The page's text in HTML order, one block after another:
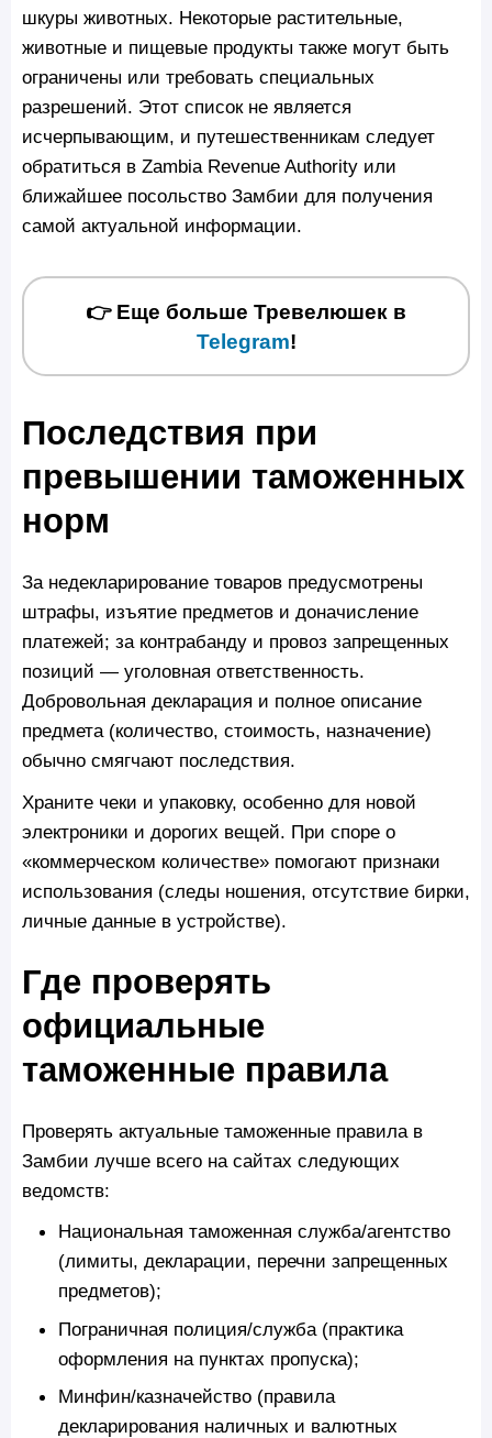
шкуры животных. Некоторые растительные,
животные и пищевые продукты также могут быть
ограничены или требовать специальных
разрешений. Этот список не является
исчерпывающим, и путешественникам следует
обратиться в Zambia Revenue Authority или
ближайшее посольство Замбии для получения
самой актуальной информации.
👉 Еще больше Тревелюшек в
Telegram!
Последствия при
превышении таможенных
норм
За недекларирование товаров предусмотрены
штрафы, изъятие предметов и доначисление
платежей; за контрабанду и провоз запрещенных
позиций — уголовная ответственность.
Добровольная декларация и полное описание
предмета (количество, стоимость, назначение)
обычно смягчают последствия.
Храните чеки и упаковку, особенно для новой
электроники и дорогих вещей. При споре о
«коммерческом количестве» помогают признаки
использования (следы ношения, отсутствие бирки,
личные данные в устройстве).
Где проверять
официальные
таможенные правила
Проверять актуальные таможенные правила в
Замбии лучше всего на сайтах следующих
ведомств:
Национальная таможенная служба/агентство
(лимиты, декларации, перечни запрещенных
предметов);
Пограничная полиция/служба (практика
оформления на пунктах пропуска);
Минфин/казначейство (правила
декларирования наличных и валютных